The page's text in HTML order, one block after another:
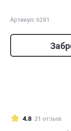
Артикул: 6281
4.8 21 отзыв